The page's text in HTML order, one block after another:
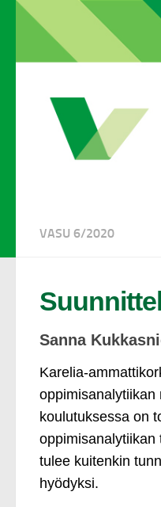
VASU 6/2020
Sanna
Karelia-
oppimisanalytiikan
koulutuksessa on
oppimisanalytiikan
tulee kuitenkin
hyödyksi.